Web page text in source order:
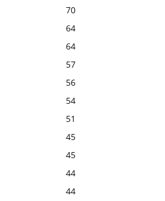
70
64
64
57
56
54
51
45
45
44
44